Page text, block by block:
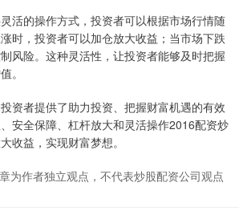
活的操作方式，投资者可以根据市场行情随
时，投资者可以加仓放大收益；当市场下跌
风险。这种灵活性，让投资者能够及时把握
。
资者提供了助力投资、把握财富机遇的有效
安全保障、杠杆放大和灵活操作2016配资炒
收益，实现财富梦想。
为作者独立观点，不代表炒股配资公司观点